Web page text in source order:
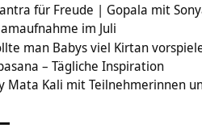
für Freude | Gopala mit
im Juli
man Babys viel Kirtan
– Tägliche Inspiration
Mata Kali mit Teilnehmerinnen